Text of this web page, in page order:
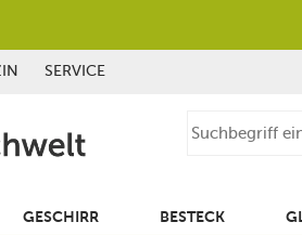
SERVICE
GESCHIRR BESTECK